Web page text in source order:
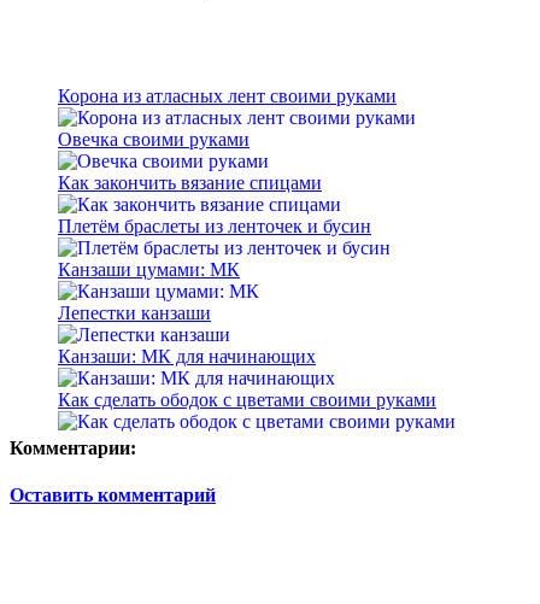
Корона из атласных лент своими руками
Овечка своими руками
Как закончить вязание спицами
Плетём браслеты из ленточек и бусин
Канзаши цумами: МК
Лепестки канзаши
Канзаши: МК для начинающих
Как сделать ободок с цветами своими руками
Комментарии:
Оставить комментарий